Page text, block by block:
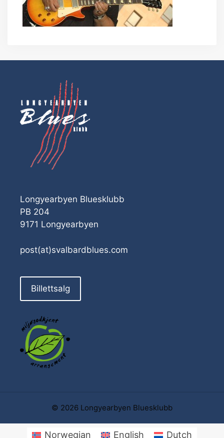
Longyearbyen Bluesklubb
PB 204
9171 Longyearbyen
post(at)svalbardblues.com
Billettsalg
© 2026 Longyearbyen Bluesklubb
Norwegian English Dutch